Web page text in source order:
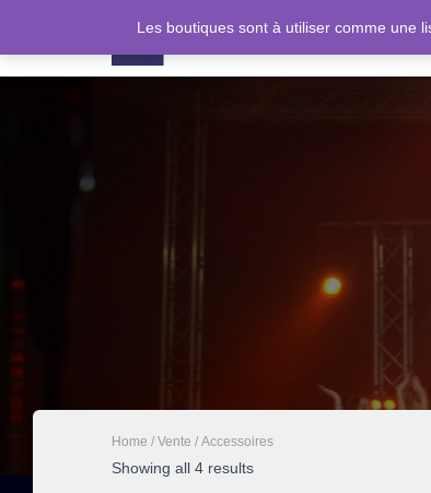
Home / Vente / Accessoires
Showing all 4 results
Les boutiques sont à utiliser comme une